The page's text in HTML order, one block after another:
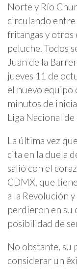
Norte y Río
circulando
fritangas y otros
peluche. Todos
Juan de la
jueves 11 de
el nuevo equipo
minutos de
Liga Nacional
La última vez
cita en la duela
salió con el
CDMX, que
a la Revolución
perdieron en su
posibilidad de
No obstante, su
considerar un